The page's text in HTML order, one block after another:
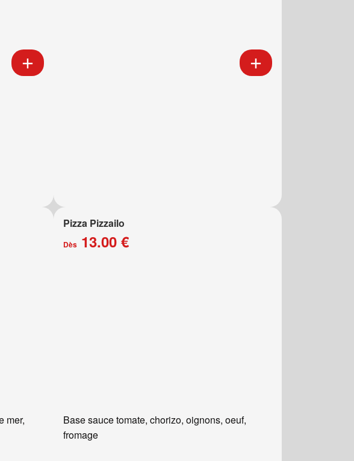
mer,
Pizza Pizzailo
Dès 13.00 €
Base sauce tomate, chorizo, oignons, oeuf,
fromage